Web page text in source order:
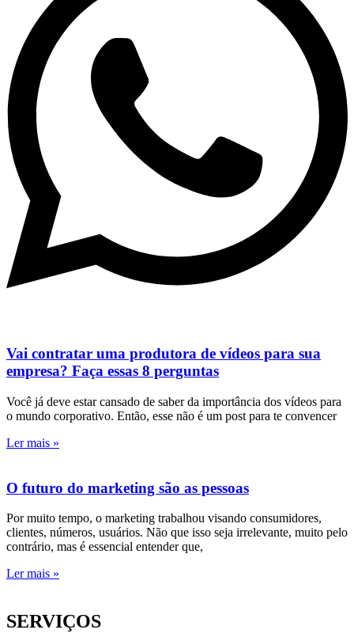
Vai contratar uma produtora de vídeos para sua
empresa? Faça essas 8 perguntas
Você já deve estar cansado de saber da importância dos vídeos para
o mundo corporativo. Então, esse não é um post para te convencer
Ler mais »
O futuro do marketing são as pessoas
Por muito tempo, o marketing trabalhou visando consumidores,
clientes, números, usuários. Não que isso seja irrelevante, muito pelo
contrário, mas é essencial entender que,
Ler mais »
SERVIÇOS